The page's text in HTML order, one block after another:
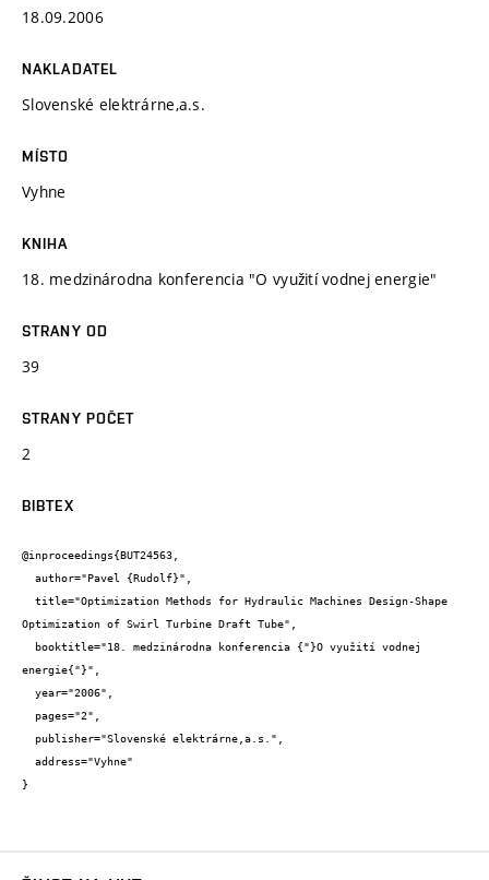
18.09.2006
NAKLADATEL
Slovenské elektrárne,a.s.
MÍSTO
Vyhne
KNIHA
18. medzinárodna konferencia "O využití vodnej energie"
STRANY OD
39
STRANY POČET
2
BIBTEX
@inproceedings{BUT24563,
Optimization of Swirl Turbine Draft Tube",
energie{"}",
}